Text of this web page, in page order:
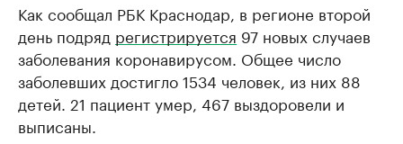
Как сообщал РБК Краснодар, в регионе второй
день подряд регистрируется 97 новых случаев
заболевания коронавирусом. Общее число
заболевших достигло 1534 человек, из них 88
детей. 21 пациент умер, 467 выздоровели и
выписаны.